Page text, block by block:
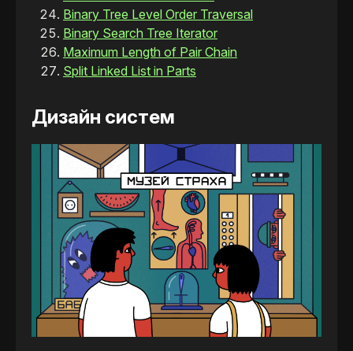
Binary Tree Level Order Traversal
Binary Search Tree Iterator
Maximum Length of Pair Chain
Split Linked List in Parts
Дизайн систем